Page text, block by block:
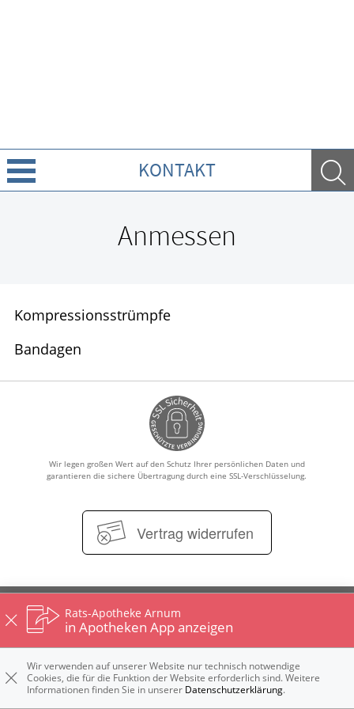
KONTAKT
Anmessen
Kompressionsstrümpfe
Bandagen
Wir legen großen Wert auf den Schutz Ihrer persönlichen Daten und
garantieren die sichere Übertragung durch eine SSL-Verschlüsselung.
Vertrag widerrufen
Impressum Kontakt
Widerrufsbelehrung
Rats-Apotheke Arnum
in Apotheken App anzeigen
Wir verwenden auf unserer Website nur technisch notwendige
Cookies, die für die Funktion der Website erforderlich sind. Weitere
Informationen finden Sie in unserer Datenschutzerklärung.